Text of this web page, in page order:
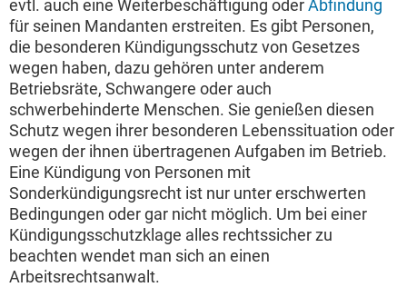
evtl. auch eine Weiterbeschäftigung oderAbfindung
für seinen Mandanten erstreiten. Es gibt Personen,
die besonderen Kündigungsschutz von Gesetzes
wegen haben, dazu gehören unter anderem
Betriebsräte, Schwangere oder auch
schwerbehinderte Menschen. Sie genießen diesen
Schutz wegen ihrer besonderen Lebenssituation oder
wegen der ihnen übertragenen Aufgaben im Betrieb.
Eine Kündigung von Personen mit
Sonderkündigungsrecht ist nur unter erschwerten
Bedingungen oder gar nicht möglich. Um bei einer
Kündigungsschutzklage alles rechtssicher zu
beachten wendet man sich an einen
Arbeitsrechtsanwalt.